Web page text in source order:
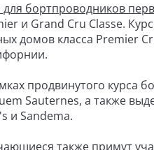
для бортпроводников
и Grand Cru Classe.
домов класса Premier
продвинутого курса
Sauternes, а также
и Sandema.
также примут